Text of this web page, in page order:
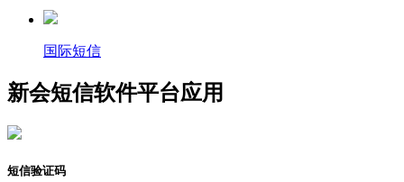
国际短信
新会短信软件平台应用
短信验证码